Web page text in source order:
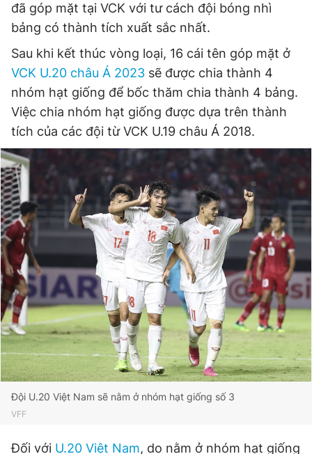
Đọc Thanh Niên trên điện thoại
Theo dõi báo trên
Hotline
0906 645 777
Liên hệ quảng cáo
0908 780 404
Đặt báo Quảng cáo RSS Tòa soạn Chính sách bảo
Tổng biên tập: Nguyễn Ngọc Toàn
Phó tổng biên tập thường trực: Hải Thành
Phó tổng biên tập: Lâm Hiếu Dũng
Phó tổng biên tập: Trần Việt Hưng
Tổng thư ký tòa soạn: Đức Trung
Giấy phép xuất bản số 110/GP - BTTTT cấp ngày 24.3.2020
© 2003-2026 Bản quyền thuộc về Báo Thanh Niên. Cấm sao
chép dưới mọi hình thức nếu không có sự chấp thuận bằng văn
bản. Phát triển bởi ePi Technologies, JSC.
đã góp mặt tại VCK với tư cách đội bóng nhì
bảng có thành tích xuất sắc nhất.
Sau khi kết thúc vòng loại, 16 cái tên góp mặt ở
VCK U.20 châu Á 2023 sẽ được chia thành 4
nhóm hạt giống để bốc thăm chia thành 4 bảng.
Việc chia nhóm hạt giống được dựa trên thành
tích của các đội từ VCK U.19 châu Á 2018.
Đội U.20 Việt Nam sẽ nằm ở nhóm hạt giống số 3
VFF
Đối với U.20 Việt Nam, do nằm ở nhóm hạt giống